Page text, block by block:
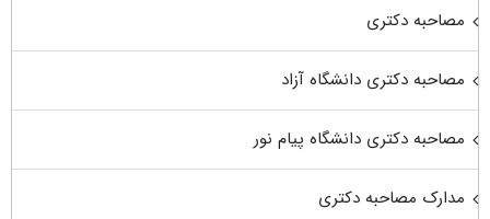
مصاحبه دکتری
مصاحبه دکتری دانشگاه آزاد
مصاحبه دکتری دانشگاه پیام نور
مدارک مصاحبه دکتری